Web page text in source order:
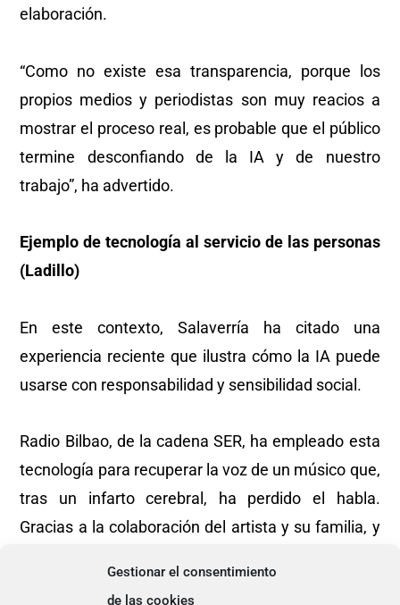
Gestionar el consentimiento
de las cookies
elaboración.
“Como no existe esa transparencia, porque los
propios medios y periodistas son muy reacios a
mostrar el proceso real, es probable que el público
termine desconfiando de la IA y de nuestro
trabajo”, ha advertido.
Ejemplo de tecnología al servicio de las personas
(Ladillo)
En este contexto, Salaverría ha citado una
experiencia reciente que ilustra cómo la IA puede
usarse con responsabilidad y sensibilidad social.
Radio Bilbao, de la cadena SER, ha empleado esta
tecnología para recuperar la voz de un músico que,
tras un infarto cerebral, ha perdido el habla.
Gracias a la colaboración del artista y su familia, y